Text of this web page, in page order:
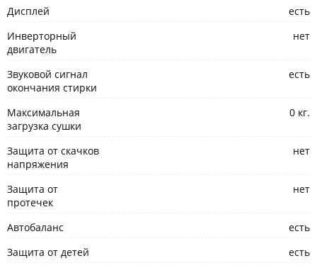
Дисплей
есть
Инверторный
двигатель
нет
Звуковой сигнал
окончания стирки
есть
Максимальная
загрузка сушки
0 кг.
Защита от скачков
напряжения
нет
Защита от
протечек
нет
Автобаланс
есть
Защита от детей
есть